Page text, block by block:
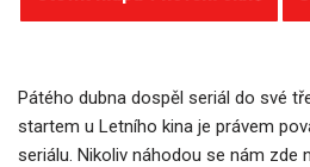
Pátého dubna dospěl seriál do své
startem u Letního kina je právem
seriálu. Nikoliv náhodou se nám zde